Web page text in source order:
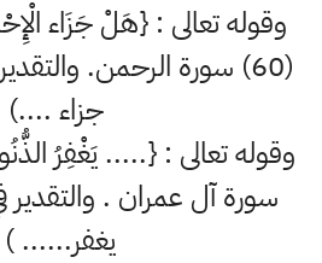
وقوله تعالى : {هَلْ جَزَاء
(60) سورة الرحمن.
جزاء ....)
سورة آل عمران . والتقدير
يغفر......